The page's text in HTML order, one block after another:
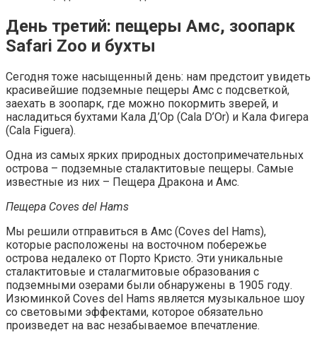
День третий: пещеры Амс, зоопарк
Safari Zoo и бухты
Сегодня тоже насыщенный день: нам предстоит увидеть
красивейшие подземные пещеры Амс с подсветкой,
заехать в зоопарк, где можно покормить зверей, и
насладиться бухтами Кала Д’Ор (Cala D’Or) и Кала Фигера
(Cala Figuera).
Одна из самых ярких природных достопримечательных
острова – подземные сталактитовые пещеры. Самые
известные из них – Пещера Дракона и Амс.
Пещера Coves del Hams
Мы решили отправиться в Амс (Coves del Hams),
которые расположены на восточном побережье
острова недалеко от Порто Кристо. Эти уникальные
сталактитовые и сталагмитовые образования с
подземными озерами были обнаружены в 1905 году.
Изюминкой Coves del Hams является музыкальное шоу
со световыми эффектами, которое обязательно
произведет на вас незабываемое впечатление.